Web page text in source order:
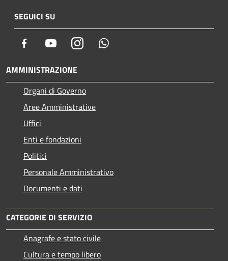
SEGUICI SU
Facebook YoutubeInstagram
AMMINISTRAZIONE
Organi di Governo
Aree Amministrative
Uffici
Enti e fondazioni
Politici
Personale Amministrativo
Documenti e dati
CATEGORIE DI SERVIZIO
Anagrafe e stato civile
Cultura e tempo libero